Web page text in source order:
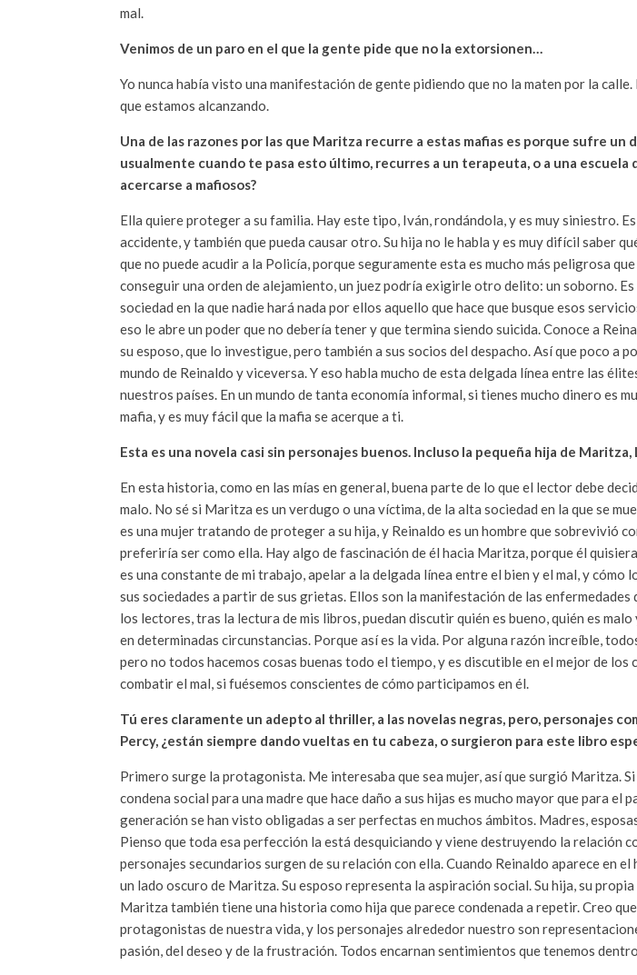
mal.
Venimos de un paro en el que la gente pide que no la extorsionen…
Yo nunca había visto una manifestación de gente pidiendo que no la maten por la
que estamos alcanzando.
Una de las razones por las que Maritza recurre a estas mafias es porque sufre un
usualmente cuando te pasa esto último, recurres a un terapeuta, o a una escuela
acercarse a mafiosos?
Ella quiere proteger a su familia. Hay este tipo, Iván, rondándola, y es muy siniestro.
accidente, y también que pueda causar otro. Su hija no le habla y es muy difícil saber
que no puede acudir a la Policía, porque seguramente esta es mucho más peligrosa
conseguir una orden de alejamiento, un juez podría exigirle otro delito: un soborno.
sociedad en la que nadie hará nada por ellos aquello que hace que busque esos
eso le abre un poder que no debería tener y que termina siendo suicida. Conoce a
su esposo, que lo investigue, pero también a sus socios del despacho. Así que poco a
mundo de Reinaldo y viceversa. Y eso habla mucho de esta delgada línea entre las
nuestros países. En un mundo de tanta economía informal, si tienes mucho dinero es
mafia, y es muy fácil que la mafia se acerque a ti.
Esta es una novela casi sin personajes buenos. Incluso la pequeña hija de Maritza,
En esta historia, como en las mías en general, buena parte de lo que el lector debe
malo. No sé si Maritza es un verdugo o una víctima, de la alta sociedad en la que se
es una mujer tratando de proteger a su hija, y Reinaldo es un hombre que sobrevivió
preferiría ser como ella. Hay algo de fascinación de él hacia Maritza, porque él
es una constante de mi trabajo, apelar a la delgada línea entre el bien y el mal, y cómo
sus sociedades a partir de sus grietas. Ellos son la manifestación de las enfermedades
los lectores, tras la lectura de mis libros, puedan discutir quién es bueno, quién es malo
en determinadas circunstancias. Porque así es la vida. Por alguna razón increíble,
pero no todos hacemos cosas buenas todo el tiempo, y es discutible en el mejor de los
combatir el mal, si fuésemos conscientes de cómo participamos en él.
Tú eres claramente un adepto al thriller, a las novelas negras, pero, personajes
Percy, ¿están siempre dando vueltas en tu cabeza, o surgieron para este libro
Primero surge la protagonista. Me interesaba que sea mujer, así que surgió Maritza. Si
condena social para una madre que hace daño a sus hijas es mucho mayor que para el
generación se han visto obligadas a ser perfectas en muchos ámbitos. Madres,
Pienso que toda esa perfección la está desquiciando y viene destruyendo la relación
personajes secundarios surgen de su relación con ella. Cuando Reinaldo aparece en
un lado oscuro de Maritza. Su esposo representa la aspiración social. Su hija, su
Maritza también tiene una historia como hija que parece condenada a repetir. Creo
protagonistas de nuestra vida, y los personajes alrededor nuestro son
pasión, del deseo y de la frustración. Todos encarnan sentimientos que tenemos